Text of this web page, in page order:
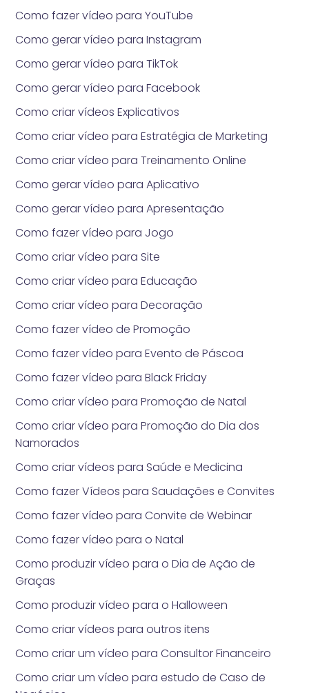
Como fazer vídeo para YouTube
Como gerar vídeo para Instagram
Como gerar vídeo para TikTok
Como gerar vídeo para Facebook
Como criar vídeos Explicativos
Como criar vídeo para Estratégia de Marketing
Como criar vídeo para Treinamento Online
Como gerar vídeo para Aplicativo
Como gerar vídeo para Apresentação
Como fazer vídeo para Jogo
Como criar vídeo para Site
Como criar vídeo para Educação
Como criar vídeo para Decoração
Como fazer vídeo de Promoção
Como fazer vídeo para Evento de Páscoa
Como fazer vídeo para Black Friday
Como criar vídeo para Promoção de Natal
Como criar vídeo para Promoção do Dia dos
Namorados
Como criar vídeos para Saúde e Medicina
Como fazer Vídeos para Saudações e Convites
Como fazer vídeo para Convite de Webinar
Como fazer vídeo para o Natal
Como produzir vídeo para o Dia de Ação de
Graças
Como produzir vídeo para o Halloween
Como criar vídeos para outros itens
Como criar um vídeo para Consultor Financeiro
Como criar um vídeo para estudo de Caso de